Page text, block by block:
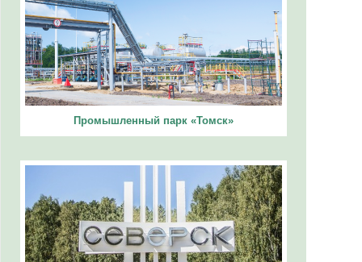
Промышленный парк «Томск»